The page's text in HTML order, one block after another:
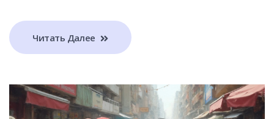
Читать Далее